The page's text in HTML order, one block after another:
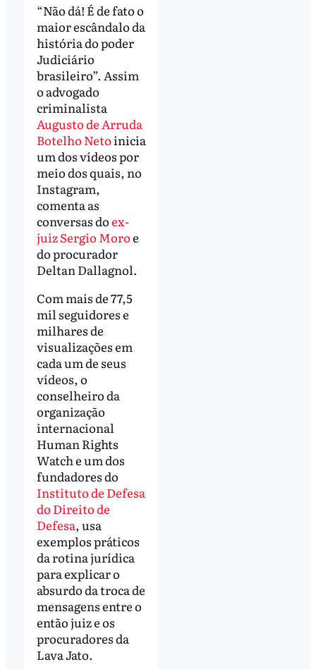
“Não dá! É de fato o
maior escândalo da
história do poder
Judiciário
brasileiro”. Assim
o advogado
criminalista
Augusto de Arruda
Botelho Neto inicia
um dos vídeos por
meio dos quais, no
Instagram,
comenta as
conversas doex-
juiz Sergio Moroe
do procurador
Deltan Dallagnol.
Com mais de 77,5
mil seguidores e
milhares de
visualizações em
cada um de seus
vídeos, o
conselheiro da
organização
internacional
Human Rights
Watch e um dos
fundadores do
Instituto de Defesa
do Direito de
Defesa, usa
exemplos práticos
da rotina jurídica
para explicar o
absurdo da troca de
mensagens entre o
então juiz e os
procuradores da
Lava Jato.